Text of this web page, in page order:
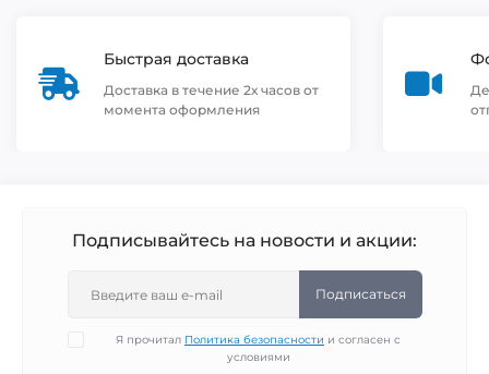
Быстрая доставка
Доставка в течение 2х часов от
момента оформления
Подписывайтесь на новости и акции:
Подписаться
Я прочитал Политика безопасности и согласен с
условиями